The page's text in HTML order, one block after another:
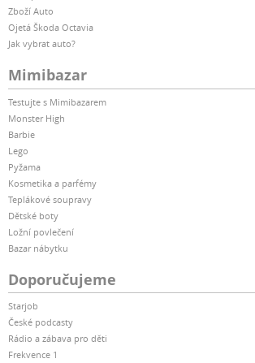
Zboží Auto
Ojetá Škoda Octavia
Jak vybrat auto?
Mimibazar
Testujte s Mimibazarem
Monster High
Barbie
Lego
Pyžama
Kosmetika a parfémy
Teplákové soupravy
Dětské boty
Ložní povlečení
Bazar nábytku
Doporučujeme
Starjob
České podcasty
Rádio a zábava pro děti
Frekvence 1